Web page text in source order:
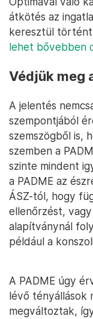
átkötés az
keresztül
lehet bővebben
Védjük meg
A jelentés
szempontjából
szemszögből is,
szemben a
szinte mindent
a PADME az
ÁSZ-tól, hogy
ellenőrzést,
alapítványnál
például a
A PADME úgy
lévő tényállások
megváltoztak,